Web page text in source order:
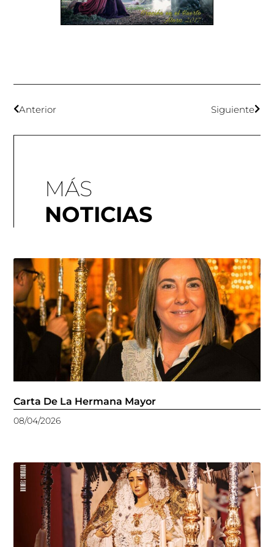
Anterior Siguiente
MÁS
NOTICIAS
Carta De La Hermana Mayor
08/04/2026